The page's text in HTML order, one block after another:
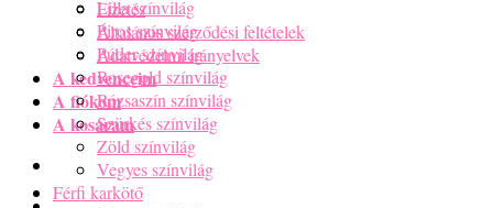
Fizetés
Általános szerződési feltételek
Adatvédelmi irányelvek
A kedvenceim
A fiókom
A kosaram
Lilla színvilág
Piros színvilág
Púder színvilág
Rosegold színvilág
Rózsaszín színvilág
Szürkés színvilág
Zöld színvilág
Vegyes színvilág
Férfi karkötő